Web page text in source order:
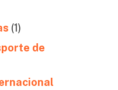
(1)
de